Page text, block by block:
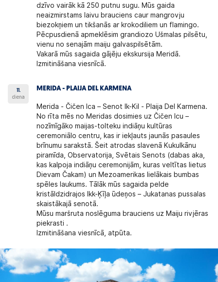
dzīvo vairāk kā 250 putnu sugu. Mūs gaida
neaizmirstams laivu brauciens caur mangrovju
biezokņiem un tikšanās ar krokodiliem un flamingo.
Pēcpusdienā apmeklēsim grandiozo Ušmalas pilsētu,
vienu no senajām maiju galvaspilsētām.
Vakarā mūs sagaida gājēju ekskursija Meridā.
Izmitināšana viesnīcā.
11.
diena
MERIDA - PLAIJA DEL KARMENA
Merida - Čičen Ica – Senot Ik-Kil - Plaija Del Karmena.
No rīta mēs no Meridas dosimies uz Čičen Icu –
nozīmīgāko maijas-tolteku indiāņu kultūras
ceremoniālo centru, kas ir iekļauts jaunās pasaules
brīnumu sarakstā. Šeit atrodas slavenā Kukulkānu
piramīda, Observatorija, Svētais Senots (dabas aka,
kas kalpoja indiāņu ceremonijām, kuras veltītas lietus
Dievam Čakam) un Mezoamerikas lielākais bumbas
spēles laukums. Tālāk mūs sagaida pelde
kristāldzidrajos Ikk-Ķīļa ūdeņos – Jukatanas pussalas
skaistākajā senotā.
Mūsu maršruta noslēguma brauciens uz Maiju rivjēras
piekrasti .
Izmitināšana viesnīcā, atpūta.